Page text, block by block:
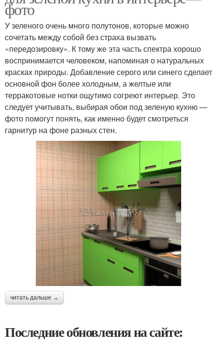
фото
У зеленого очень много полутонов, которые можно
сочетать между собой без страха вызвать
«передозировку». К тому же эта часть спектра хорошо
воспринимается человеком, напоминая о натуральных
красках природы. Добавление серого или синего сделает
основной фон более холодным, а желтые или
терракотовые нотки ощутимо согреют интерьер. Это
следует учитывать, выбирая обои под зеленую кухню —
фото помогут понять, как именно будет смотреться
гарнитур на фоне разных стен.
читать дальше →
Последние обновления на сайте: